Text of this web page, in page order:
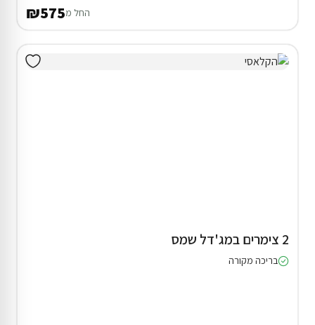
החל מ₪575
2 צימרים במג'דל שמס
בריכה מקורה